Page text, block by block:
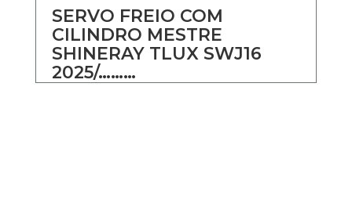
SERVO FREIO COM
CILINDRO MESTRE
SHINERAY TLUX SWJ16
2025/………